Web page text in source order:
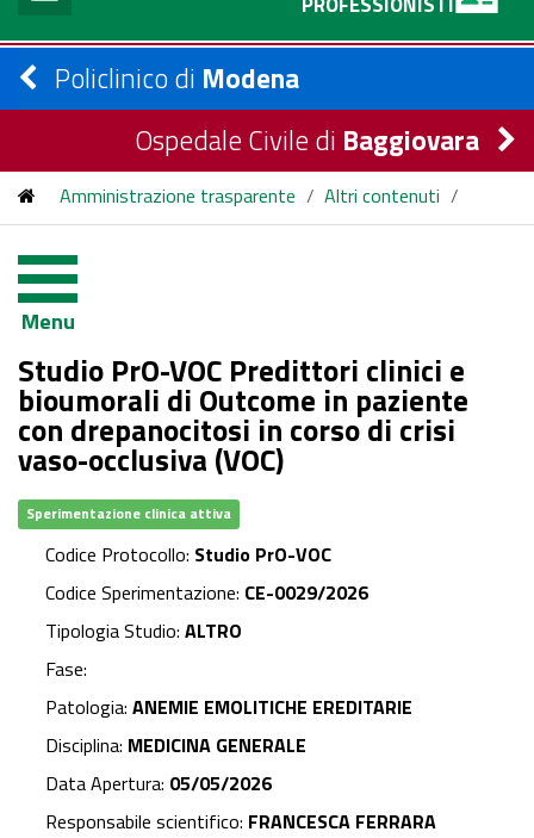
Policlinico di Modena
Ospedale Civile di Baggiovara
Amministrazione trasparente / Altri contenuti /
Menu
Studio PrO-VOC Predittori clinici e
bioumorali di Outcome in paziente
con drepanocitosi in corso di crisi
vaso-occlusiva (VOC)
Sperimentazione clinica attiva
Codice Protocollo: Studio PrO-VOC
Codice Sperimentazione: CE-0029/2026
Tipologia Studio: ALTRO
Fase:
Patologia: ANEMIE EMOLITICHE EREDITARIE
Disciplina: MEDICINA GENERALE
Data Apertura: 05/05/2026
Responsabile scientifico: FRANCESCA FERRARA